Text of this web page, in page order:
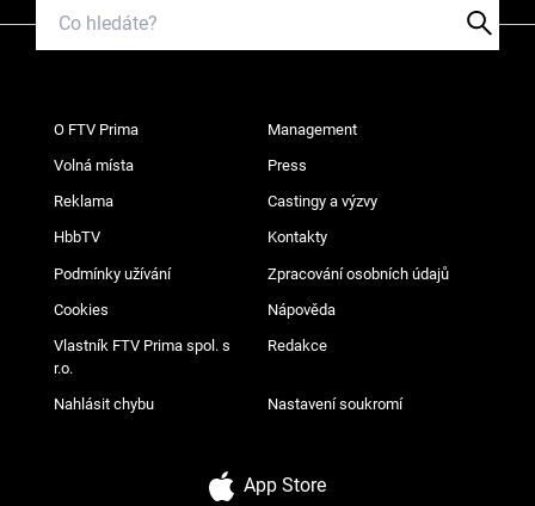
O FTV Prima Management
Volná místa Press
Reklama Castingy a výzvy
HbbTV Kontakty
Podmínky užívání Zpracování osobních údajů
Cookies Nápověda
Vlastník FTV Prima spol. s
r.o.
Redakce
Nahlásit chybu Nastavení soukromí
App Store